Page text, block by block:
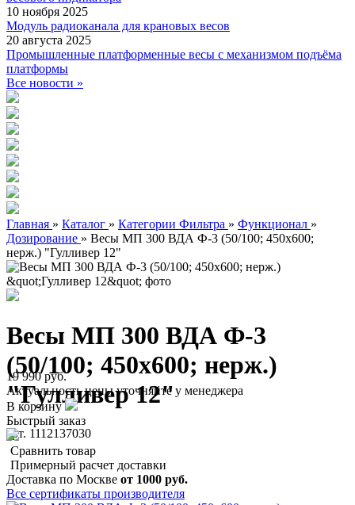
10 ноября 2025
Модуль радиоканала для крановых весов
20 августа 2025
Промышленные платформенные весы с механизмом подъёма
платформы
Все новости »
Главная » Каталог » Категории Фильтра » Функционал »
Дозирование » Весы МП 300 ВДА Ф-3 (50/100; 450х600;
нерж.) "Гулливер 12"
Весы МП 300 ВДА Ф-3
(50/100; 450х600; нерж.)
"Гулливер 12"
арт. 1112137030
19 990 руб.
Актуальность цены уточняйте у менеджера
В корзину
Быстрый заказ
Сравнить товар
Примерный расчет доставки
Доставка по Москве от 1000 руб.
Все сертификаты производителя